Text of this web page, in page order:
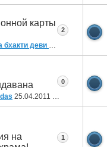
карты
деви даси
2
25.04.2011 07:39
0
на
1